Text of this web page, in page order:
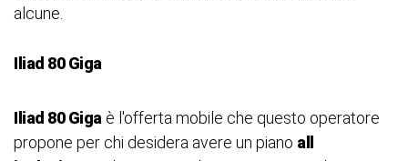
alcune.
Iliad 80 Giga
Iliad 80 Gigaè l'offerta mobile che questo operatore
propone per chi desidera avere un piano all